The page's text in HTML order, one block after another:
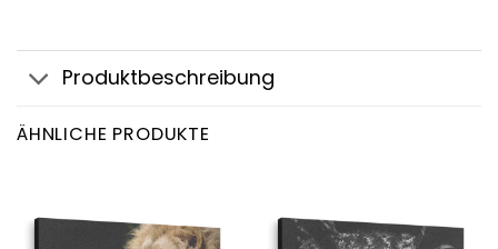
Produktbeschreibung
ÄHNLICHE PRODUKTE